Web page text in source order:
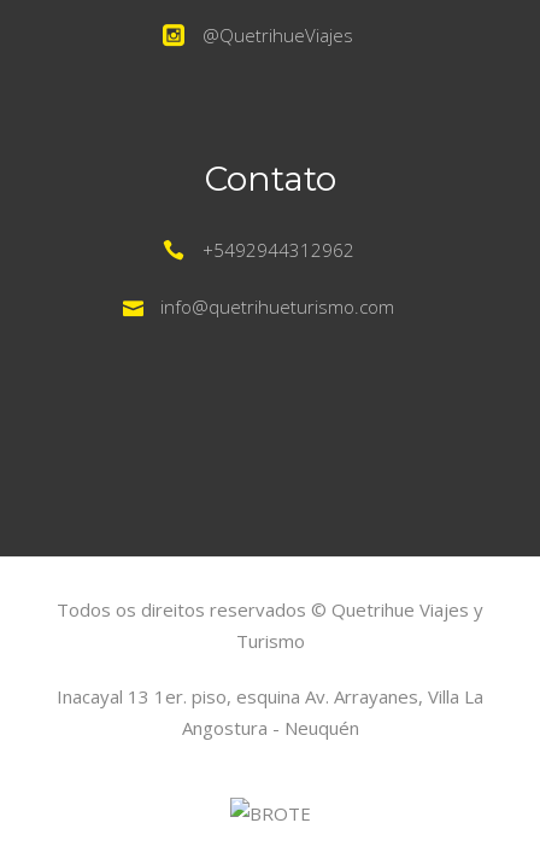
@QuetrihueViajes
Contato
+5492944312962
info@quetrihueturismo.com
Todos os direitos reservados © Quetrihue Viajes y
Turismo
Inacayal 13 1er. piso, esquina Av. Arrayanes, Villa La
Angostura - Neuquén